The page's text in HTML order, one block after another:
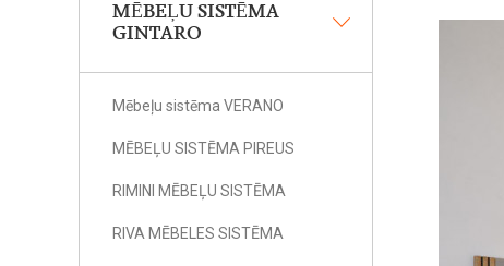
MĒBEĻU SISTĒMA
GINTARO
Mēbeļu sistēma VERANO
MĒBEĻU SISTĒMA PIREUS
RIMINI MĒBEĻU SISTĒMA
RIVA MĒBELES SISTĒMA